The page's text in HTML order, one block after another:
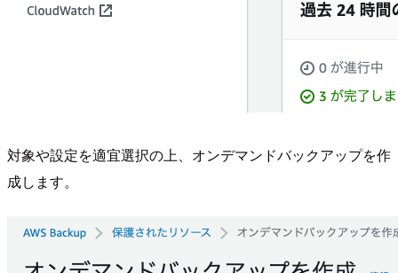
対象や設定を適宜選択の上、オンデマンドバックアップを作
成します。